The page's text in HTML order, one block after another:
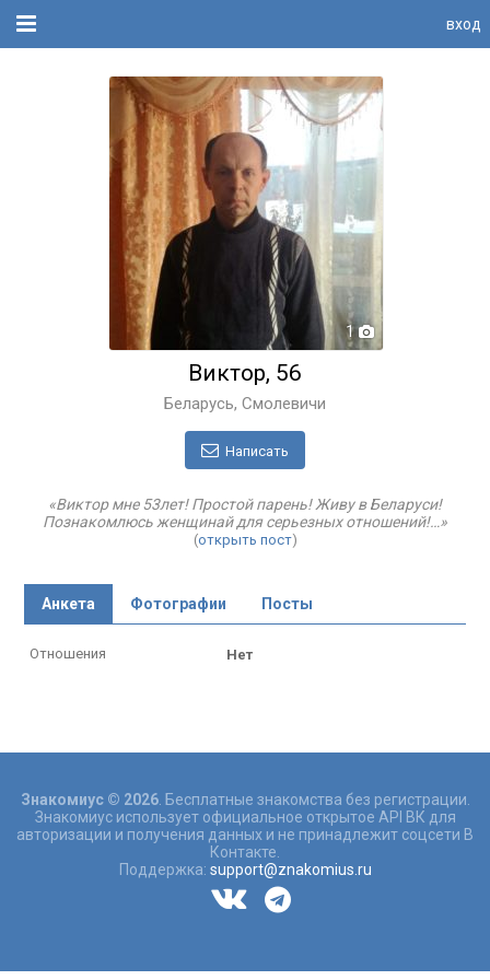
вход
1
Виктор, 56
Беларусь, Смолевичи
Написать
«Виктор мне 53лет! Простой парень! Живу в Беларуси!
Познакомлюсь женщинай для серьезных отношений!…»
(открыть пост)
Анкета Фотографии Посты
Отношения Нет
Знакомиус © 2026. Бесплатные знакомства без регистрации.
Знакомиус использует официальное открытое API ВК для
авторизации и получения данных и не принадлежит соцсети В
Контакте.
Поддержка: support@znakomius.ru